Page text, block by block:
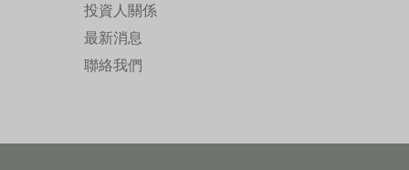
投資人關係
最新消息
聯絡我們